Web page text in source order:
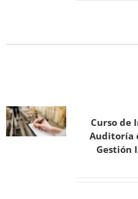
Curso de
Auditoría
Gestión